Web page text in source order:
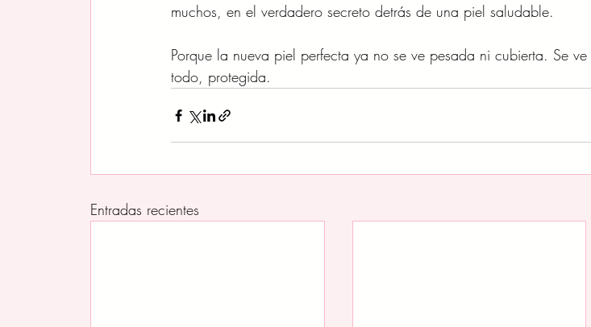
muchos, en el verdadero secreto detrás de una piel saludable.
Porque la nueva piel perfecta ya no se ve pesada ni cubierta. Se
todo, protegida.
Entradas recientes